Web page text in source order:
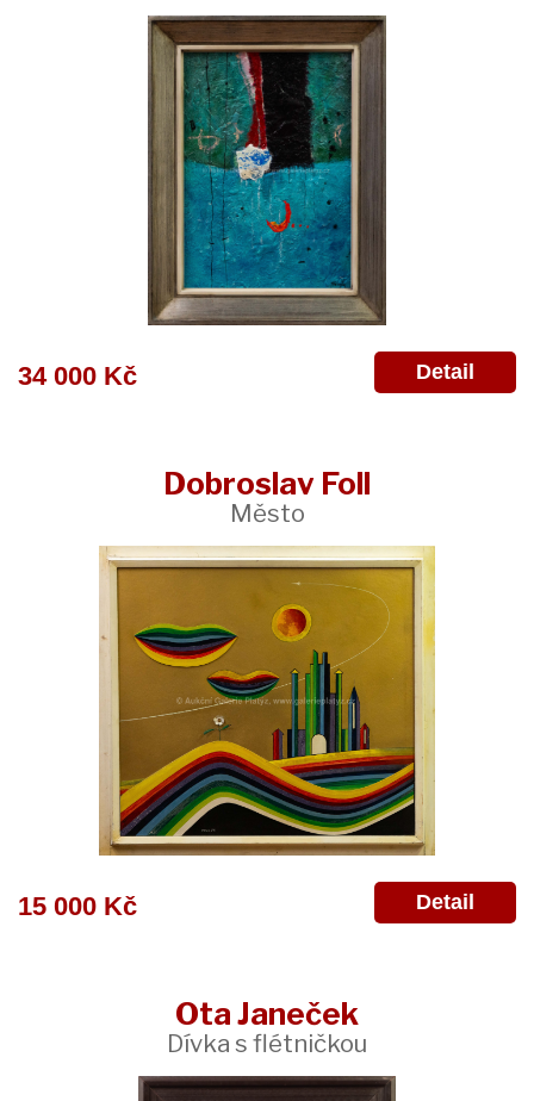
34 000 Kč Detail
Dobroslav Foll
Město
15 000 Kč Detail
Ota Janeček
Dívka s flétničkou